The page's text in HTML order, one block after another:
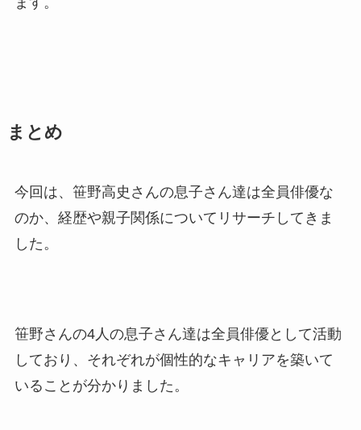
まとめ
今回は、笹野高史さんの息子さん達は全員俳優な
のか、経歴や親子関係についてリサーチしてきま
した。
笹野さんの4人の息子さん達は全員俳優として活動
しており、それぞれが個性的なキャリアを築いて
いることが分かりました。